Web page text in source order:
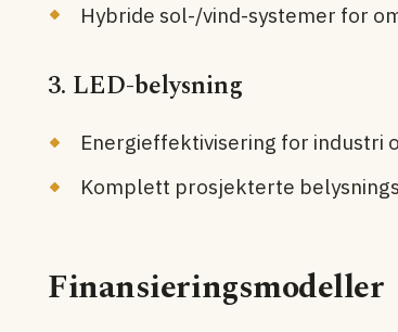
Hybride sol-/vind-systemer for
3. LED-belysning
Energi­effektivisering for industri
Komplett prosjekterte
Finansieringsmodeller